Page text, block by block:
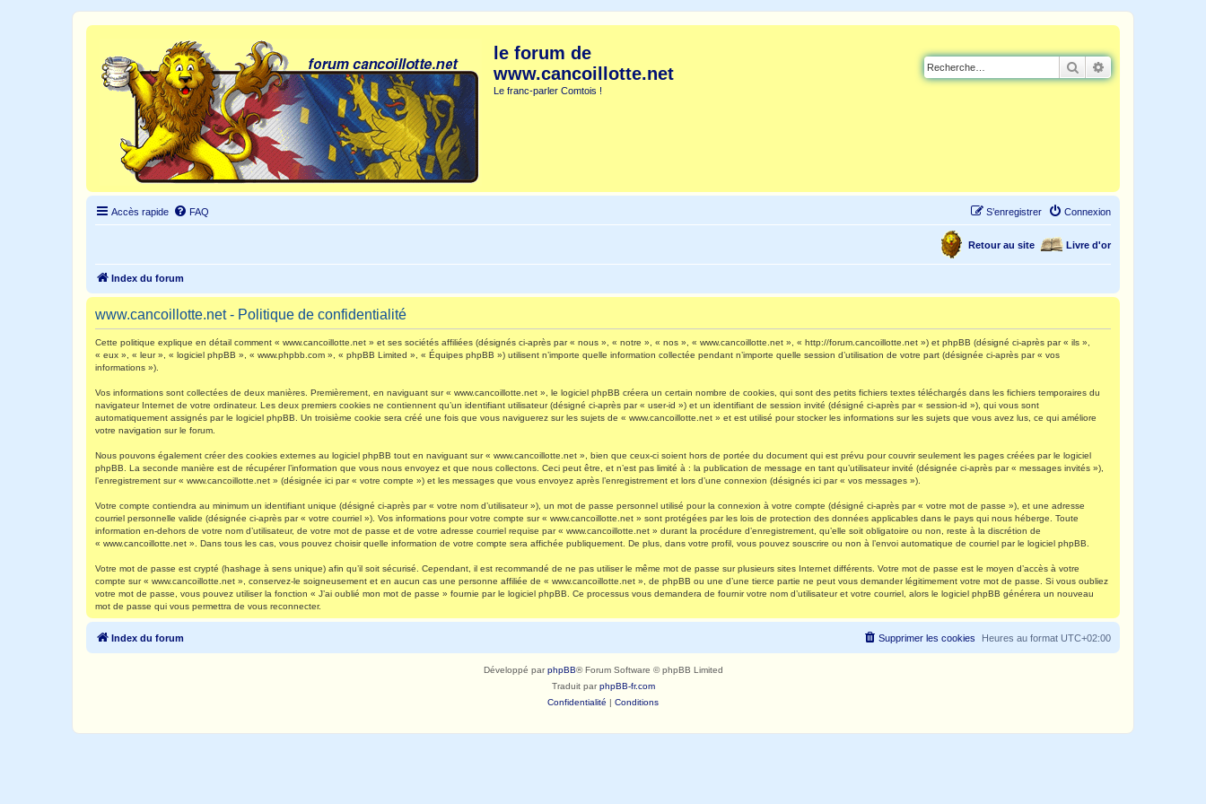
le forum de
www.cancoillotte.net
Le franc-parler Comtois !
Rechercher
Accès rapide FAQ Connexion
S’enregistrer
Livre d'or
Retour au site
Index du forum
www.cancoillotte.net - Politique de confidentialité
Cette politique explique en détail comment « www.cancoillotte.net » et ses sociétés affiliées (désignés ci-après par « nous », « notre », « nos », « www.cancoillotte.net », « http://forum.cancoillotte.net ») et phpBB (désigné ci-après par « ils »,
« eux », « leur », « logiciel phpBB », « www.phpbb.com », « phpBB Limited », « Équipes phpBB ») utilisent n’importe quelle information collectée pendant n’importe quelle session d’utilisation de votre part (désignée ci-après par « vos
informations »).
Vos informations sont collectées de deux manières. Premièrement, en naviguant sur « www.cancoillotte.net », le logiciel phpBB créera un certain nombre de cookies, qui sont des petits fichiers textes téléchargés dans les fichiers temporaires du
navigateur Internet de votre ordinateur. Les deux premiers cookies ne contiennent qu’un identifiant utilisateur (désigné ci-après par « user-id ») et un identifiant de session invité (désigné ci-après par « session-id »), qui vous sont
automatiquement assignés par le logiciel phpBB. Un troisième cookie sera créé une fois que vous naviguerez sur les sujets de « www.cancoillotte.net » et est utilisé pour stocker les informations sur les sujets que vous avez lus, ce qui améliore
votre navigation sur le forum.
Nous pouvons également créer des cookies externes au logiciel phpBB tout en naviguant sur « www.cancoillotte.net », bien que ceux-ci soient hors de portée du document qui est prévu pour couvrir seulement les pages créées par le logiciel
phpBB. La seconde manière est de récupérer l’information que vous nous envoyez et que nous collectons. Ceci peut être, et n’est pas limité à : la publication de message en tant qu’utilisateur invité (désignée ci-après par « messages invités »),
l’enregistrement sur « www.cancoillotte.net » (désignée ici par « votre compte ») et les messages que vous envoyez après l’enregistrement et lors d’une connexion (désignés ici par « vos messages »).
Votre compte contiendra au minimum un identifiant unique (désigné ci-après par « votre nom d’utilisateur »), un mot de passe personnel utilisé pour la connexion à votre compte (désigné ci-après par « votre mot de passe »), et une adresse
courriel personnelle valide (désignée ci-après par « votre courriel »). Vos informations pour votre compte sur « www.cancoillotte.net » sont protégées par les lois de protection des données applicables dans le pays qui nous héberge. Toute
information en-dehors de votre nom d’utilisateur, de votre mot de passe et de votre adresse courriel requise par « www.cancoillotte.net » durant la procédure d’enregistrement, qu’elle soit obligatoire ou non, reste à la discrétion de
« www.cancoillotte.net ». Dans tous les cas, vous pouvez choisir quelle information de votre compte sera affichée publiquement. De plus, dans votre profil, vous pouvez souscrire ou non à l’envoi automatique de courriel par le logiciel phpBB.
Votre mot de passe est crypté (hashage à sens unique) afin qu’il soit sécurisé. Cependant, il est recommandé de ne pas utiliser le même mot de passe sur plusieurs sites Internet différents. Votre mot de passe est le moyen d’accès à votre
compte sur « www.cancoillotte.net », conservez-le soigneusement et en aucun cas une personne affiliée de « www.cancoillotte.net », de phpBB ou une d’une tierce partie ne peut vous demander légitimement votre mot de passe. Si vous oubliez
votre mot de passe, vous pouvez utiliser la fonction « J’ai oublié mon mot de passe » fournie par le logiciel phpBB. Ce processus vous demandera de fournir votre nom d’utilisateur et votre courriel, alors le logiciel phpBB générera un nouveau
mot de passe qui vous permettra de vous reconnecter.
Index du forum Heures au format UTC+02:00
Supprimer les cookies
Développé parphpBB® Forum Software © phpBB Limited
Traduit parphpBB-fr.com
Confidentialité | Conditions